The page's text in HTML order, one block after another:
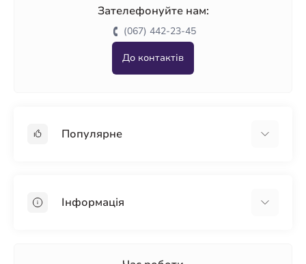
Зателефонуйте нам:
(067) 442-23-45
До контактів
Популярне
ПінопластІнформація